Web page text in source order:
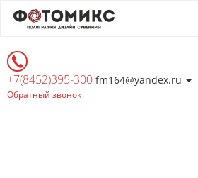
Перейти
информации
+7(8452)395-300 fm164@yandex.ru
Обратный звонок